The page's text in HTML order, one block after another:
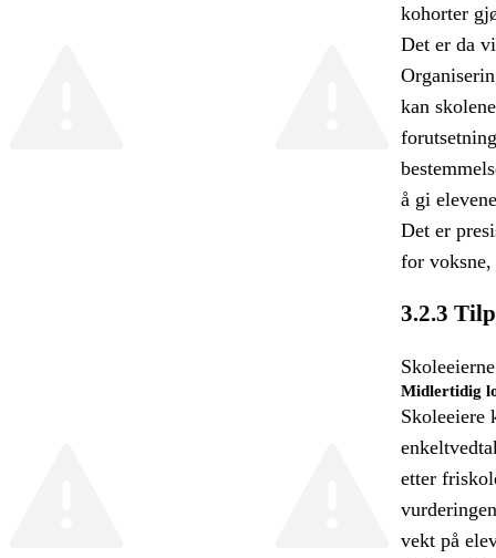
kohorter
Det er da
kan
å gi
Det er
for voksne,
3.2.3
Midlertidig
Skoleeiere
etter
vekt på